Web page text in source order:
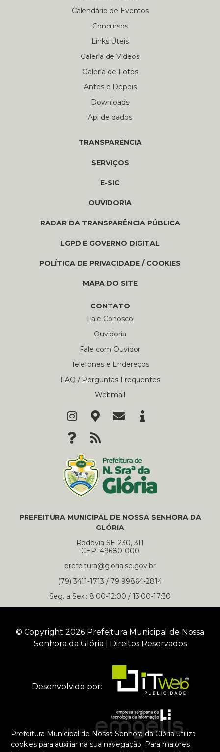
Prefeitura Municipal de Nossa Senhora da Glória utiliza
cookies para auxiliar na sua navegação. Para maiores
Calendário de Eventos
Concursos
Links Úteis
Galería de Vídeos
Galería de Fotos
Antes e Depois
Downloads
Api de dados
TRANSPARÊNCIA
SERVIÇOS
E-SIC
OUVIDORIA
RADAR DA TRANSPARÊNCIA PÚBLICA
LGPD E GOVERNO DIGITAL
POLÍTICA DE PRIVACIDADE / COOKIES
MAPA DO SITE
CONTATO
Fale Conosco
Ouvidoria
Fale com Ouvidor
Telefones e Endereços
FAQ / Perguntas Frequentes
Webmail
PREFEITURA MUNICIPAL DE NOSSA SENHORA DA
GLÓRIA
Rodovia SE-230, 311
CEP: 49680-000
prefeitura@gloria.se.gov.br
(79) 3411-1713 / 79 99864-2814
Seg. a Sex.: 8:00-12:00 / 13:00-17:30
© Copyright 2026 Prefeitura Municipal de Nossa
Senhora da Glória | Direitos Reservados
Desenvolvido por:
Apoio: